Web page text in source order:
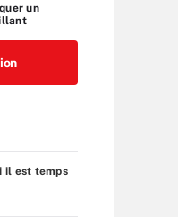
un
il est temps